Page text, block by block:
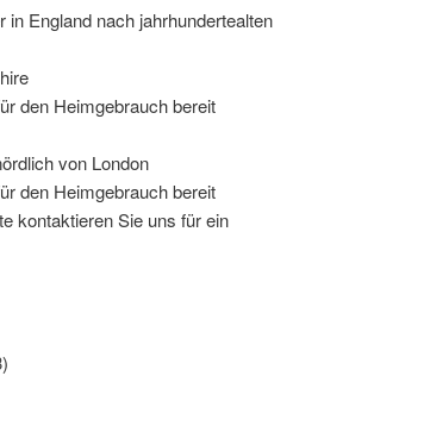
England nach jahrhundertealten
den Heimgebrauch bereit
von London
den Heimgebrauch bereit
kontaktieren Sie uns für ein